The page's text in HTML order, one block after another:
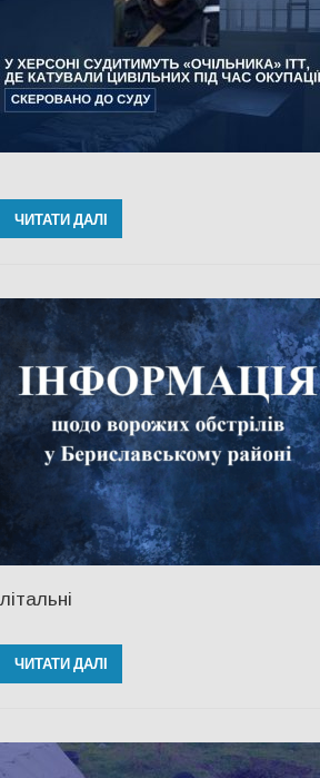
ЧИТАТИ ДАЛІ
літальні
ЧИТАТИ ДАЛІ